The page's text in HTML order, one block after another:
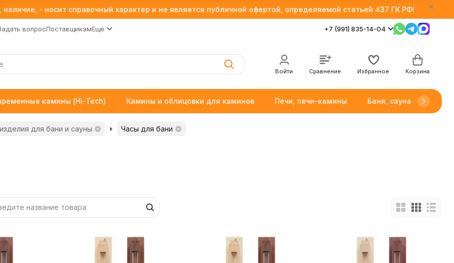
- носит справочный характер и не является публичной офертой, определяемой статьей 437 ГК РФ!
вопросПоставщикамЕщё +7 (991) 835-14-04
Войти Сравнение Избранное Корзина
камины (Hi-Tech) Камины и облицовки для каминов Печи, печи-камины Баня, сауна
для бани и сауны Часы для бани